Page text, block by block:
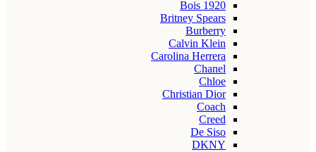
Bois 1920
Britney Spears
Burberry
Calvin Klein
Carolina Herrera
Chanel
Chloe
Christian Dior
Coach
Creed
De Siso
DKNY